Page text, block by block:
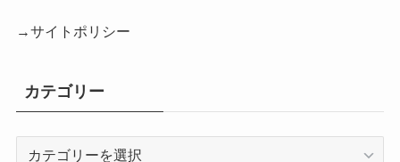
→サイトポリシー
カテゴリー